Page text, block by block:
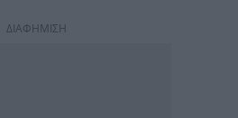
ΔΙΑΦΗΜΙΣΗ